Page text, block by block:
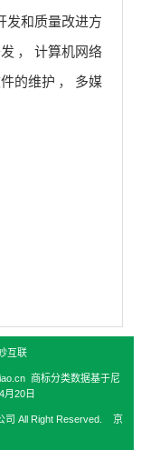
发和质量改进方
，
计算机网络
的维护 ，
多媒
互联
商标分类数据基于尼
月20日
司 All Right Reserved. 京